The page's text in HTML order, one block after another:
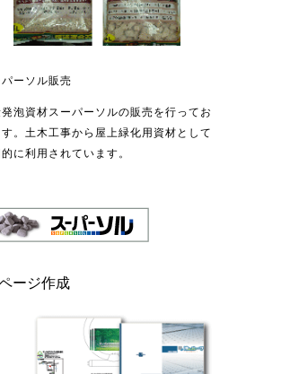
パーソル販売
泡資材スーパーソルの販売を行ってお
す。土木工事から屋上緑化用資材として
に利用されています。
ージ作成